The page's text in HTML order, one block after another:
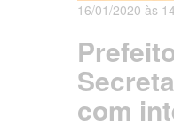
16/01/2020 às
com